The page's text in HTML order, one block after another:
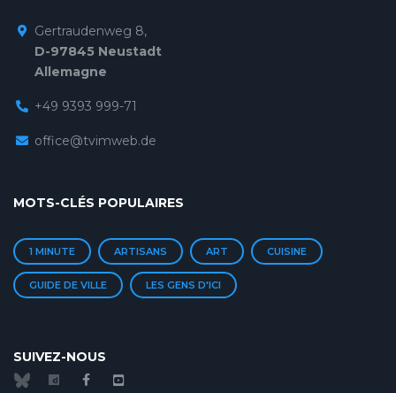
Gertraudenweg 8,
D-97845 Neustadt
Allemagne
+49 9393 999-71
office@tvimweb.de
MOTS-CLÉS POPULAIRES
1 MINUTE ARTISANS ART CUISINE
GUIDE DE VILLE LES GENS D'ICI
SUIVEZ-NOUS